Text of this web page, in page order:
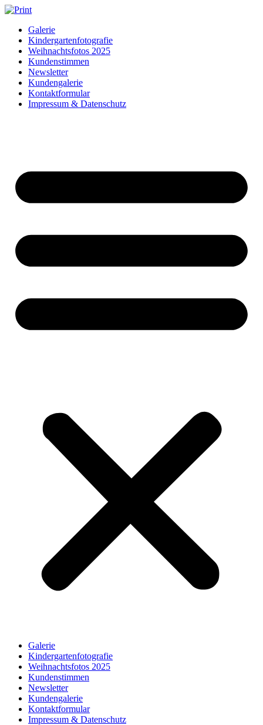
Zum
springenGalerie
Kindergartenfotografie
Weihnachtsfotos 2025
Kundenstimmen
Newsletter
Kundengalerie
Kontaktformular
Impressum & Datenschutz
Galerie
Kindergartenfotografie
Weihnachtsfotos 2025
Kundenstimmen
Newsletter
Kundengalerie
Kontaktformular
Impressum & Datenschutz